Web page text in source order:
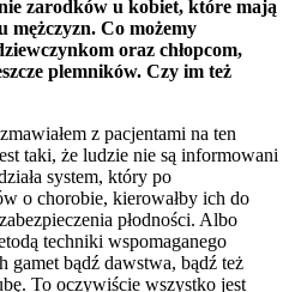
zarodków u kobiet, które mają
mężczyzn. Co możemy
oraz chłopcom,
plemników. Czy im też
z pacjentami na ten
taki, że ludzie nie są informowani
system, który po
o chorobie, kierowałby ich do
płodności. Albo
techniki wspomaganego
gamet bądź dawstwa, bądź też
To oczywiście wszystko jest